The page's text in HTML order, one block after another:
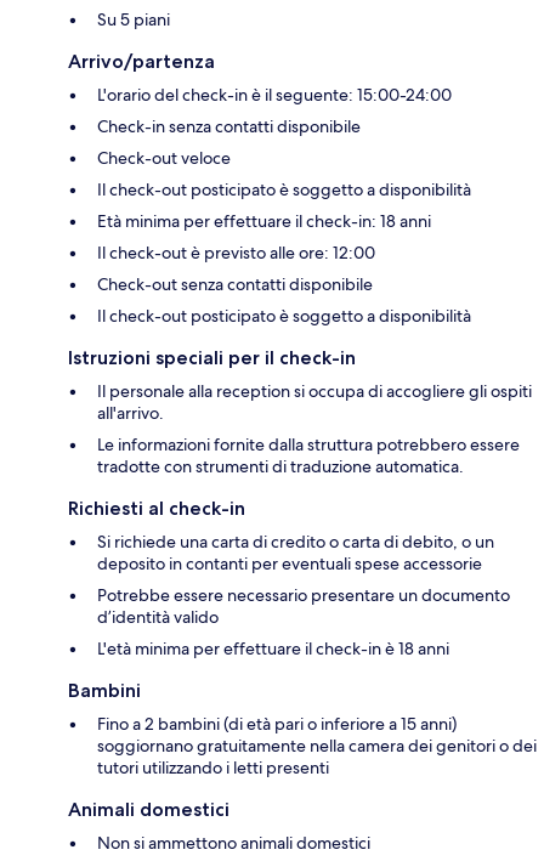
Su 5 piani
Arrivo/partenza
L'orario del check-in è il seguente: 15:00-24:00
Check-in senza contatti disponibile
Check-out veloce
Il check-out posticipato è soggetto a disponibilità
Età minima per effettuare il check-in: 18 anni
Il check-out è previsto alle ore: 12:00
Check-out senza contatti disponibile
Il check-out posticipato è soggetto a disponibilità
Istruzioni speciali per il check-in
Il personale alla reception si occupa di accogliere gli ospiti
all'arrivo.
Le informazioni fornite dalla struttura potrebbero essere
tradotte con strumenti di traduzione automatica.
Richiesti al check-in
Si richiede una carta di credito o carta di debito, o un
deposito in contanti per eventuali spese accessorie
Potrebbe essere necessario presentare un documento
d’identità valido
L'età minima per effettuare il check-in è 18 anni
Bambini
Fino a 2 bambini (di età pari o inferiore a 15 anni)
soggiornano gratuitamente nella camera dei genitori o dei
tutori utilizzando i letti presenti
Animali domestici
Non si ammettono animali domestici